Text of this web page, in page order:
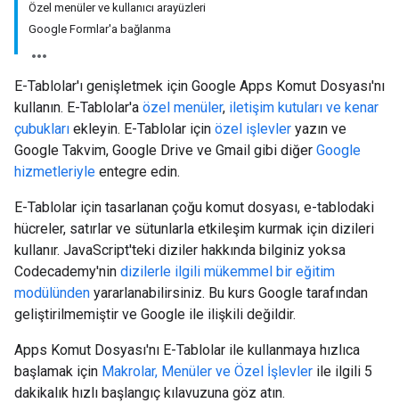
Özel menüler ve kullanıcı arayüzleri
Google Formlar'a bağlanma
E-Tablolar'ı genişletmek için Google Apps Komut Dosyası'nı
kullanın. E-Tablolar'a özel menüler, iletişim kutuları ve kenar
çubukları ekleyin. E-Tablolar için özel işlevler yazın ve
Google Takvim, Google Drive ve Gmail gibi diğer Google
hizmetleriyle entegre edin.
E-Tablolar için tasarlanan çoğu komut dosyası, e-tablodaki
hücreler, satırlar ve sütunlarla etkileşim kurmak için dizileri
kullanır. JavaScript'teki diziler hakkında bilginiz yoksa
Codecademy'nin dizilerle ilgili mükemmel bir eğitim
modülünden yararlanabilirsiniz. Bu kurs Google tarafından
geliştirilmemiştir ve Google ile ilişkili değildir.
Apps Komut Dosyası'nı E-Tablolar ile kullanmaya hızlıca
başlamak için Makrolar, Menüler ve Özel İşlevler ile ilgili 5
dakikalık hızlı başlangıç kılavuzuna göz atın.